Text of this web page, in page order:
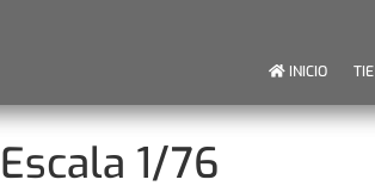
INICIO
Escala 1/76